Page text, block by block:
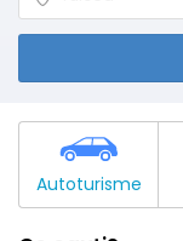
Autoturisme